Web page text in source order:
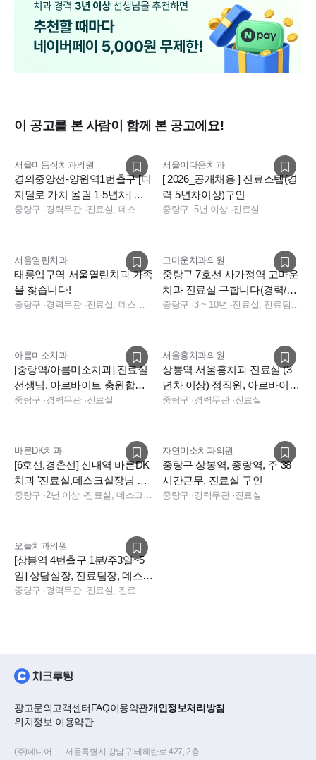
<모집요강>
주로 1회)
- 점심시간 : 13시 00분~14시 00분
2. 담당업무
분) / 시급 18,000원
3. 복리후생
- 식사제공
- 자기계발지(보수교육비 사용가능)
- 회식비 지원
하게 휴식 가능
4. 지원방법
* 신축건물에 개원하는만큼 근무환경 매우 쾌적합니다.
* 전층 메디컬로만 구성된 건물로 사가정역의 새로운 랜드마크
시스템보다 앞서는 것은 그 시스템을 함께 만들어가는 사람
들의 마음입니다.
오늘봄의 첫 페이지를 함께 하실분들을 기다립니다.
이 공고를 본 사람이 함께 본 공고에요!
서울미듬직치과의원
경의중앙선-양원역1번출구 [디
지털로 가치 올릴 1-5년차] 치
과위생사 채용
중랑구 ·경력무관· 진료실, 데스크, 보험청구, 수술실, 소독실
서울이다움치과
[ 2026_공개채용 ] 진료스텝(경
력 5년차이상)구인
중랑구 ·5년 이상 ·진료실
서울열린치과
태릉입구역 서울열린치과 가족
을 찾습니다!
중랑구 ·경력무관· 진료실, 데스크, 상담, 보험청구, 진료실, 데스크, 상담, 보험청구, 데스크, 상담, 보험청구
고마운치과의원
중랑구 7호선 사가정역 고마운
치과 진료실 구합니다(경력/주
5일/연차O)
중랑구 ·3 ~ 10년 · 진료실, 진료팀장, 진료실
아름미소치과
[중랑역/아름미소치과] 진료실
선생님, 아르바이트 충원합니
다. (신입,경력)
중랑구 ·경력무관·진료실
서울홍치과의원
상봉역 서울홍치과 진료실 (3
년차 이상) 정직원, 아르바이트
선생님 모집
중랑구 ·경력무관·진료실
바른DK치과
[6호선,경춘선] 신내역 바른DK
치과 '진료실,데스크실장님 정
직원(아르바이트)' 구인합니다
중랑구 ·2년 이상 · 진료실, 데스크, 보험청구, 상담, 실장, 총괄실장, 진료팀장
자연미소치과의원
중랑구 상봉역, 중랑역, 주 38
시간근무, 진료실 구인
중랑구 ·경력무관·진료실
오늘치과의원
[상봉역 4번출구 1분/주3일~5
일] 상담실장, 진료팀장, 데스트
코디 모십니다.
중랑구 ·경력무관· 진료실, 진료팀장, 데스크, 보험청구, 상담, 진료실, 데스크, 보험청구, 상담, 실장, 데스크, 상담, 전화응대(CS), 전공무관
광고문의고객센터FAQ이용약관개인정보처리방침
위치정보 이용약관
(주)데니어 서울특별시 강남구 테헤란로 427, 2층